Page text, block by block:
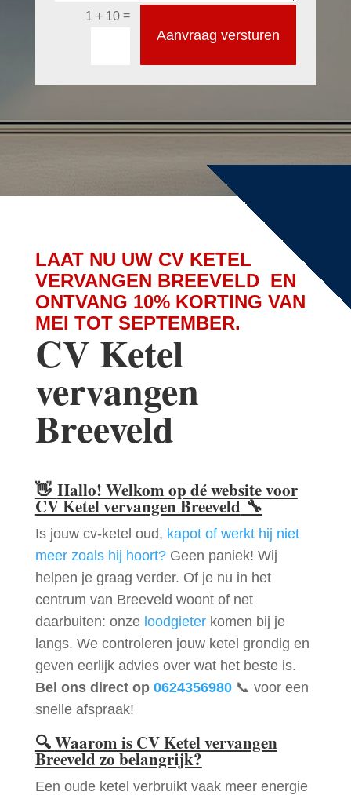
1 + 10=
Aanvraag versturen
LAAT NU UW CV KETEL
VERVANGEN BREEVELD EN
ONTVANG 10% KORTING VAN
MEI TOT SEPTEMBER.
CV Ketel
vervangen
Breeveld
👋 Hallo! Welkom op dé website voor
CV Ketel vervangen Breeveld🔧
Is jouw cv-ketel oud, kapot of werkt hij niet
meer zoals hij hoort?Geen paniek! Wij
helpen je graag verder. Of je nu in het
centrum van Breeveld woont of net
daarbuiten: onze loodgieterkomen bij je
langs. We controleren jouw ketel grondig en
geven eerlijk advies over wat het beste is.
Bel ons direct op 0624356980📞 voor een
snelle afspraak!
🔍Waarom is CV Ketel vervangen
Breeveld zo belangrijk?
Een oude ketel verbruikt vaak meer energie